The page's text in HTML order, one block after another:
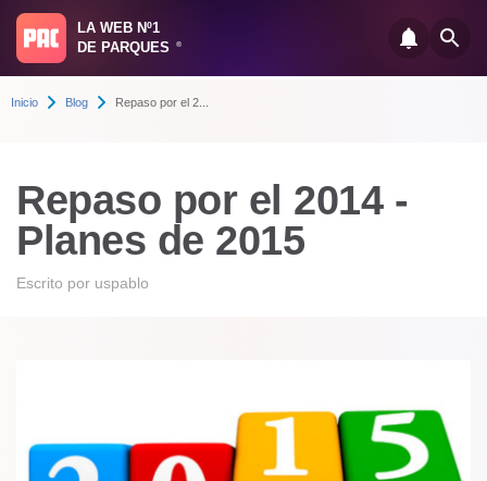
LA WEB Nº1
DE PARQUES
®
Inicio Blog Repaso por el 2...
Repaso por el 2014 -
Planes de 2015
Escrito por uspablo